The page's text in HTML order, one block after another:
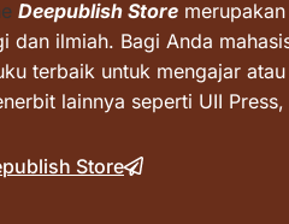
Deepublish Store
dan ilmiah. Bagi Anda
terbaik untuk mengajar
lainnya seperti UII
Store